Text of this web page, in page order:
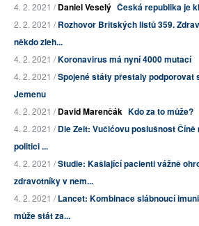
4. 2. 2021 /Daniel Veselý Česká republika je
2. 2. 2021 /Rozhovor Britských listů 359.
někdo zleh...
4. 2. 2021 /Koronavirus má nyní 4000 mutací
4. 2. 2021 /Spojené státy přestaly podporovat
Jemenu
4. 2. 2021 /David Marenčák Kdo za to může?
4. 2. 2021 /Die Zeit: Vučićovu poslušnost
politici ...
4. 2. 2021 /Studie: Kašlající pacienti vážně
zdravotníky v nem...
4. 2. 2021 /Lancet: Kombinace slábnoucí
může stát za...